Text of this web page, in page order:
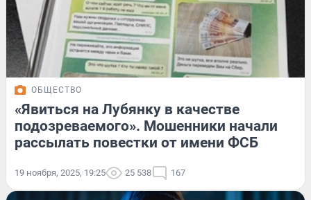
ОБЩЕСТВО
«Явиться на Лубянку в качестве
подозреваемого». Мошенники начали
рассылать повестки от имени ФСБ
19 ноября, 2025, 19:25 25 538 167